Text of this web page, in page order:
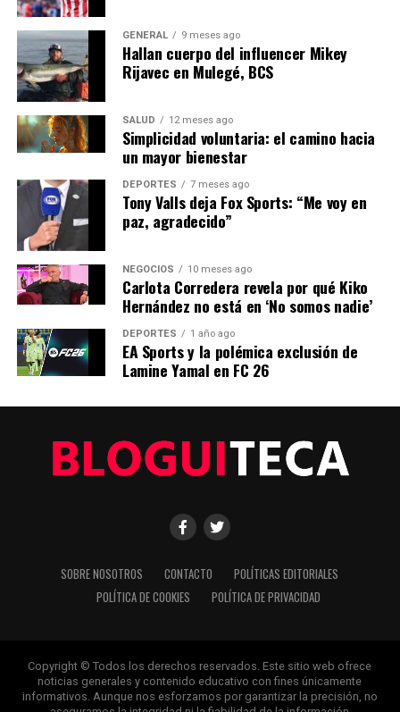
SIGUIENTE
Aumento de la Inseguridad en Ciudades
Latinoamericanas Preocupa a Expertos
ANTERIOR
Avance Tecnológico: España Lidera en Energía Solar
Editorial
Nuestro equipo editorial no solo informa las noticias: las vive.
Con años de experiencia en primera línea, buscamos los
hechos, los verificamos con rigor y contamos las historias que
dan forma a nuestro mundo. Impulsados por la integridad y
una mirada atenta al detalle, abordamos la política, la cultura y
la tecnología con un análisis preciso y profundo. Cuando los
titulares cambian cada minuto, puedes contar con nosotros
para abrirnos paso entre el ruido y ofrecerte claridad en
bandeja de plata.
GENERAL 9 meses ago
Hallan cuerpo del influencer Mikey
Rijavec en Mulegé, BCS
SALUD 12 meses ago
Simplicidad voluntaria: el camino hacia
un mayor bienestar
DEPORTES 7 meses ago
Tony Valls deja Fox Sports: “Me voy en
paz, agradecido”
NEGOCIOS 10 meses ago
Carlota Corredera revela por qué Kiko
Hernández no está en ‘No somos nadie’
DEPORTES 1 año ago
EA Sports y la polémica exclusión de
Lamine Yamal en FC 26
SOBRE NOSOTROS CONTACTO
POLÍTICAS EDITORIALES
POLÍTICA DE COOKIES
POLÍTICA DE PRIVACIDAD
Copyright © Todos los derechos reservados. Este sitio web ofrece
noticias generales y contenido educativo con fines únicamente
informativos. Aunque nos esforzamos por garantizar la precisión, no